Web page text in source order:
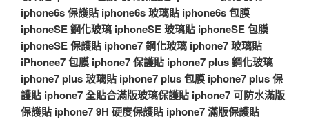
iphone6s 保護貼 iphone6s 玻璃貼 iphone6s 包膜
iphoneSE 鋼化玻璃 iphoneSE 玻璃貼 iphoneSE 包膜
iphoneSE 保護貼 iphone7 鋼化玻璃 iphone7 玻璃貼
iPhonee7 包膜 iphone7 保護貼 iphone7 plus 鋼化玻璃
iphone7 plus 玻璃貼 iphone7 plus 包膜 iphone7 plus 保
護貼 iphone7 全貼合滿版玻璃保護貼 iphone7 可防水滿版
保護貼 iphone7 9H 硬度保護貼 iphone7 滿版保護貼